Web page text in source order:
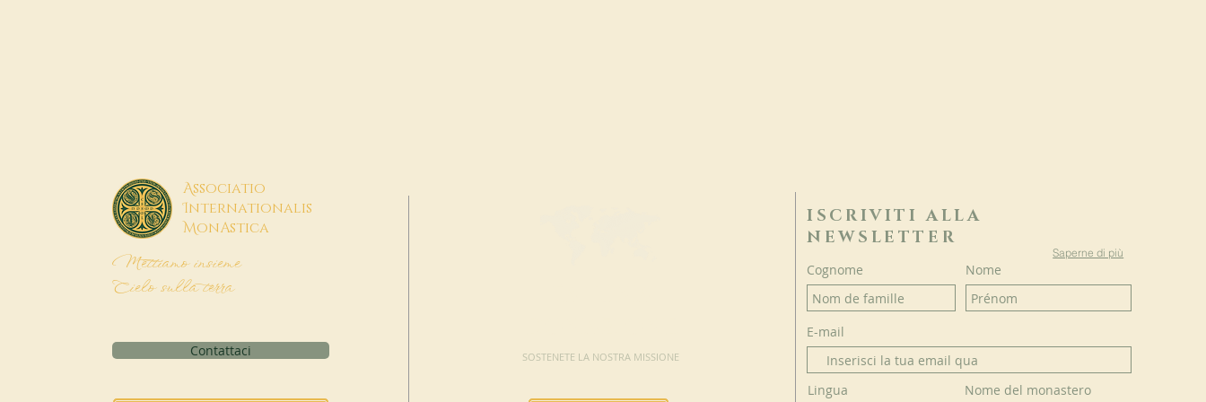
Associatio
Internationalis
MonAstica
Mettiamo insieme
Cielo sulla terra
Contattaci SOSTENETE LA NOSTRA MISSIONE
ISCRIVITI ALLA
NEWSLETTER
Saperne di più
Cognome Nome
E-mail
Lingua Nome del monastero